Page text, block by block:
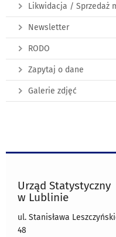
Likwidacja / Sprzedaż
Newsletter
RODO
Zapytaj o dane
Galerie zdjęć
Urząd Statystyczny
w Lublinie
ul. Stanisława
48